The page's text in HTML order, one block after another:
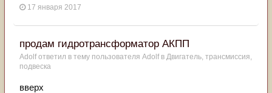
17 января 2017
продам гидротрансформатор АКПП
Adolfответил в тему пользователя Adolfв Двигатель, трансмиссия,
подвеска
вверх